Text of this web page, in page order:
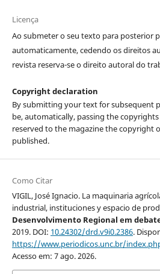
Licença
Ao submeter o seu texto para posterior
automaticamente, cedendo os direitos
revista reserva-se o direito autoral do
Copyright declaration
By submitting your text for subsequent
be, automatically, passing the
reserved to the magazine the copyright
published.
Como Citar
VIGIL, José Ignacio. La maquinaria
industrial, instituciones y espacio de
Desenvolvimento Regional em
2019. DOI: 10.24302/drd.v9i0.2386.
https://www.periodicos.unc.br/
Acesso em: 7 ago. 2026.